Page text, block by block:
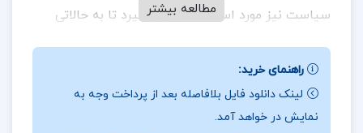
سیاست نیز مورد استفاده قرار می‌گیرد تا به حالاتی
افراد به دلیل اشتباهات دیگران یا بی‌عدالتی دچار
عذاب می‌شوند. این مفهوم به ما یادآوری می‌کند که در
مواقعی که تاریکی بر زندگی ما سایه می‌افکند، حقیقت
مطالعه بیشتر
راهنمای خرید:
لینک دانلود فایل بلافاصله بعد از پرداخت وجه به
نمایش در خواهد آمد.